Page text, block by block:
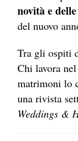
novità e
del nuovo
Tra gli ospiti
Chi lavora
matrimoni lo
una rivista
Weddings &